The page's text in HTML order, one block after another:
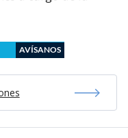
AVÍSANOS